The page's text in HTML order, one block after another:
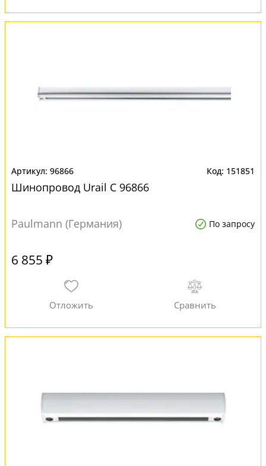
96866 151851
Шинопровод Urail C 96866
Paulmann (Германия) По запросу
6 855 ₽